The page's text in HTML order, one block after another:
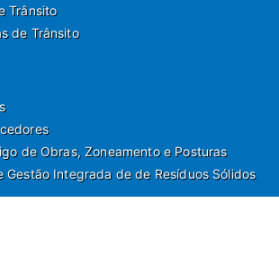
Trânsito
de Trânsito
de Obras, Zoneamento e Posturas
Gestão Integrada de de Resíduos Sólidos